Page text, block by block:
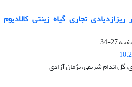
تجاری گیاه زینتی کالادیوم
27-34
اندام شریفی، پژمان آزادی